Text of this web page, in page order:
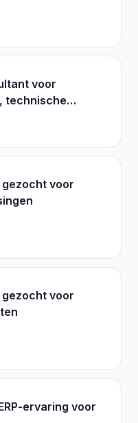
voor
technische
voor
voor
ervaring voor